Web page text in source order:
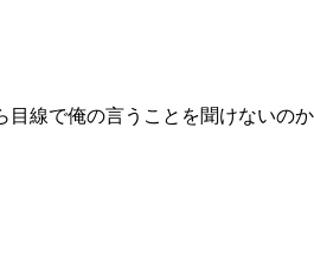
線で俺の言うことを聞けないの